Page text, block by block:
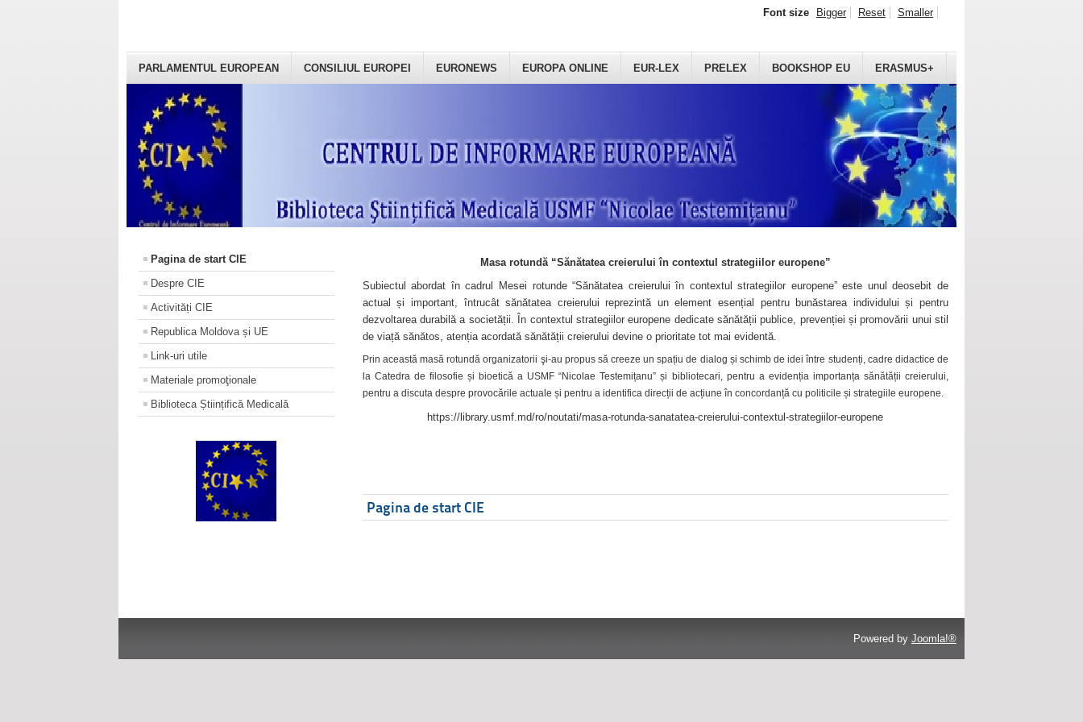
PARLAMENTUL EUROPEAN CONSILIUL EUROPEI EURONEWS EUROPA ONLINE EUR-LEX PRELEX BOOKSHOP EU ERASMUS+
Font size Bigger Reset Smaller
Pagina de start CIE
Despre CIE
Activități CIE
Republica Moldova și UE
Link-uri utile
Materiale promoţionale
Biblioteca Științifică Medicală
Masa rotundă “Sănătatea creierului în contextul strategiilor europene”
Subiectul abordat în cadrul Mesei rotunde “Sănătatea creierului în contextul strategiilor europene” este unul deosebit de
actual și important, întrucât sănătatea creierului reprezintă un element esențial pentru bunăstarea individului și pentru
dezvoltarea durabilă a societății. În contextul strategiilor europene dedicate sănătății publice, prevenției și promovării unui stil
de viață sănătos, atenția acordată sănătății creierului devine o prioritate tot mai evidentă.
Prin această masă rotundă organizatorii şi-au propus să creeze un spațiu de dialog și schimb de idei între studenți, cadre didactice de
la Catedra de filosofie și bioetică a USMF “Nicolae Testemițanu” și bibliotecari, pentru a evidenția importanța sănătății creierului,
pentru a discuta despre provocările actuale și pentru a identifica direcții de acțiune în concordanță cu politicile și strategiile europene.
https://library.usmf.md/ro/noutati/masa-rotunda-sanatatea-creierului-contextul-strategiilor-europene
Pagina de start CIE
Powered by Joomla!®